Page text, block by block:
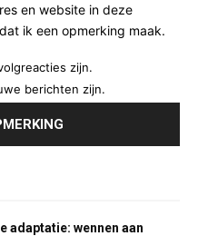
en website in deze
ik een opmerking maak.
zijn.
berichten zijn.
adaptatie: wennen aan